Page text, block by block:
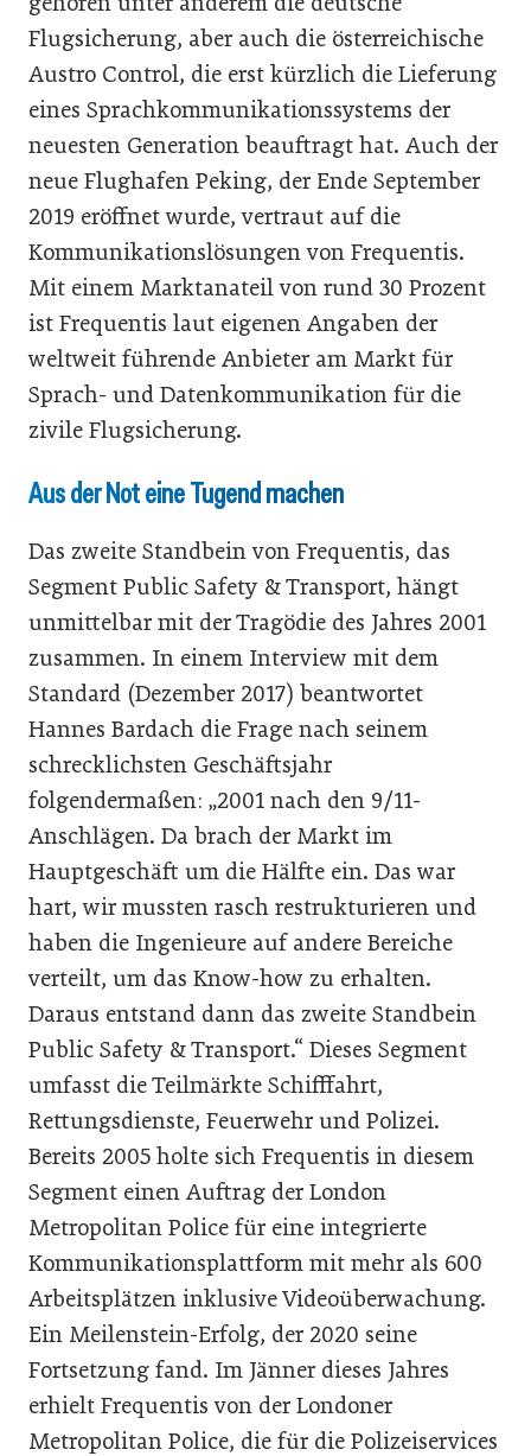
Flugsicherung, aber auch die österreichische
Austro Control, die erst kürzlich die Lieferung
eines Sprachkommunikationssystems der
neuesten Generation beauftragt hat. Auch der
neue Flughafen Peking, der Ende September
2019 eröffnet wurde, vertraut auf die
Kommunikationslösungen von Frequentis.
Mit einem Marktanateil von rund 30 Prozent
ist Frequentis laut eigenen Angaben der
weltweit führende Anbieter am Markt für
Sprach- und Datenkommunikation für die
zivile Flugsicherung.
Aus der Not eine Tugend machen
Das zweite Standbein von Frequentis, das
Segment Public Safety & Transport, hängt
unmittelbar mit der Tragödie des Jahres 2001
zusammen. In einem Interview mit dem
Standard (Dezember 2017) beantwortet
Hannes Bardach die Frage nach seinem
schrecklichsten Geschäftsjahr
folgendermaßen: „2001 nach den 9/11-
Anschlägen. Da brach der Markt im
Hauptgeschäft um die Hälfte ein. Das war
hart, wir mussten rasch restrukturieren und
haben die Ingenieure auf andere Bereiche
verteilt, um das Know-how zu erhalten.
Daraus entstand dann das zweite Standbein
Public Safety & Transport.“ Dieses Segment
umfasst die Teilmärkte Schifffahrt,
Rettungsdienste, Feuerwehr und Polizei.
Bereits 2005 holte sich Frequentis in diesem
Segment einen Auftrag der London
Metropolitan Police für eine inte­grierte
Kommunikationsplattform mit mehr als 600
Arbeitsplätzen inklusive Videoüberwachung.
Ein Meilenstein-Erfolg, der 2020 seine
Fortsetzung fand. Im Jänner dieses Jahres
erhielt Frequentis von der Londoner
Metropolitan Police, die für die Polizeiservices